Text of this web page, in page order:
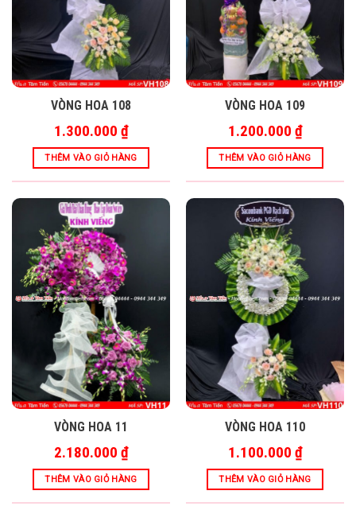
VÒNG HOA 108
1.300.000 ₫
THÊM VÀO GIỎ HÀNG
VÒNG HOA 109
1.200.000 ₫
THÊM VÀO GIỎ HÀNG
VÒNG HOA 11
2.180.000 ₫
THÊM VÀO GIỎ HÀNG
VÒNG HOA 110
1.100.000 ₫
THÊM VÀO GIỎ HÀNG